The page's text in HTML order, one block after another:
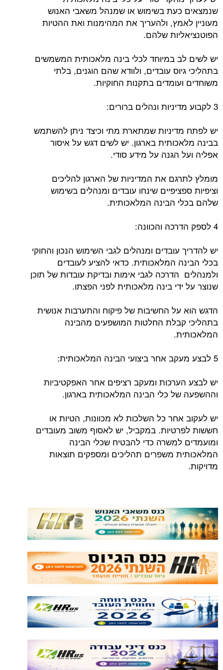
שנמצאים כעת בשימוש או שמנהל משאבי האנוש
מעוניין לאמץ, ולהעריך את המהימנות ואת ההטיות
הפוטנציאליות שלהם.
יש לשים לב במיוחד לכלי בינה מלאכותית המשמשים
בתהליכי גיוס עובדים, ולוודא שהם הוגנים, בלתי
משוחדים ועומדים בתקנות החוקיות.
3 לקבוע מדיניות ונהלים ברורים:
יש לפתח מדיניות שמתארת מתי וכיצד ניתן להשתמש
בבינה מלאכותית בארגון. יש לשים דגש על איסור
אפליה ועל הגנה על מידע סודי.
מומלץ לתרגם את המדיניות של הארגון להליכים
וציפיות ספציפיים שינחו עובדים ומנהלים בשימוש
שלהם בכלי הבינה המלאכותית.
4 לספק הדרכה והכוונה:
יש להדריך עובדים ומנהלים לגבי השימוש הנכון והחוקי
בכלי הבינה המלאכותית. כדאי להציע לעובדים
ולמנהלים הדרכה לגבי אימות ובדיקת עובדות של תוכן
שנוצר על ידי בינה מלאכותית לפני הפצתו.
הדגש הוא על החשיבות של פיקוח והתערבות אנושית
בתהליכי קבלת החלטות המושפעים מהבינה
המלאכותית.
5 לבצע מעקב אחר ביצועי הבינה המלאכותית:
יש לבצע הערכות ומעקב רציפים אחר האפקטיביות
וההשפעה של כלי הבינה המלאכותית בארגון.
יש לעקוב אחר כל השלכות לא מכוונות, הטיות או
חששות לפרטיות. במקביל, יש לאסוף משוב מעובדים
ומועמדים למשרה כדי להבטיח שכלי הבינה
המלאכותית משפרים תהליכים ומספקים תוצאות
מדויקות.